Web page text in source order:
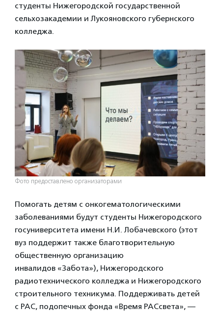
студенты Нижегородской государственной
сельхозакадемии и Лукояновского губернского
колледжа.
Фото предоставлено организаторами
Помогать детям с онкогематологическими
заболеваниями будут студенты Нижегородского
госуниверситета имени Н.И. Лобачевского (этот
вуз поддержит также благотворительную
общественную организацию
инвалидов «Забота»), Нижегородского
радиотехнического колледжа и Нижегородского
строительного техникума. Поддерживать детей
с РАС, подопечных фонда «Время РАСсвета», —